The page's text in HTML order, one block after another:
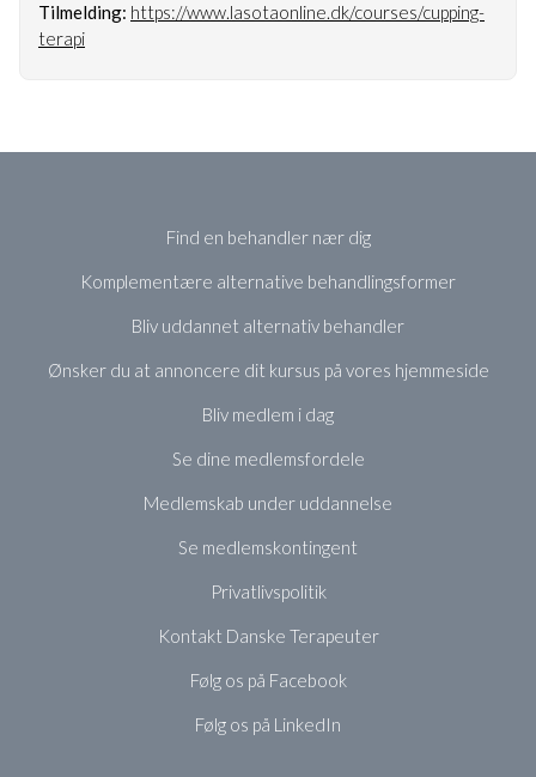
Tilmelding: https://www.lasotaonline.dk/courses/cupping-
terapi
Find en behandler nær dig
Komplementære alternative behandlingsformer
Bliv uddannet alternativ behandler
Ønsker du at annoncere dit kursus på vores hjemmeside
Bliv medlem i dag
Se dine medlemsfordele
Medlemskab under uddannelse
Se medlemskontingent
Privatlivspolitik
Kontakt Danske Terapeuter
Følg os på Facebook
Følg os på LinkedIn